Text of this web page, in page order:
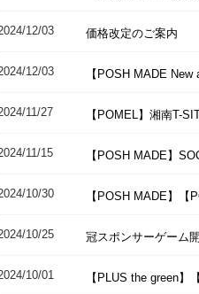
12/03 価格改定のご案内
12/03 【POSH MADE
11/27 【POMEL】湘南T-
11/15 【POSH MADE】
10/30 【POSH MADE】
10/25 冠スポンサーゲーム
10/01 【PLUS the green